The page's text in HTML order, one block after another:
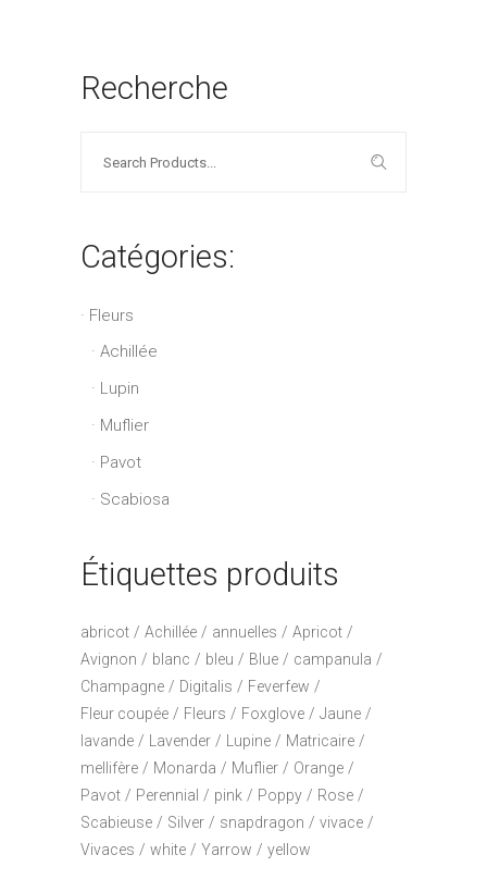
Recherche
Catégories:
Fleurs
Achillée
Lupin
Muflier
Pavot
Scabiosa
Étiquettes produits
abricot Achillée annuelles
Apricot
Avignon
blanc bleu Blue
campanula
Champagne
Digitalis
Feverfew
Fleur coupée
Fleurs Foxglove
Jaune
lavande
Lavender Lupine
Matricaire
mellifère
Monarda Muflier
Orange
Pavot
Perennial pink Poppy
Rose
Scabieuse
Silver snapdragon
vivace
Vivaces
white Yarrow yellow